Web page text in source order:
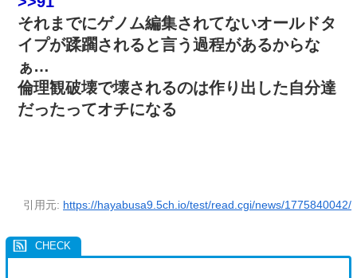
それまでにゲノム編集されてないオールドタ
イプが蹂躙されると言う過程があるからな
ぁ…
倫理観破壊で壊されるのは作り出した自分達
だったってオチになる
引用元: https://hayabusa9.5ch.io/test/read.cgi/news/1775840042/